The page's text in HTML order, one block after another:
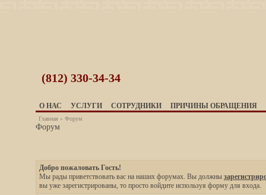
(812) 330-34-34
О НАС УСЛУГИ СОТРУДНИКИ ПРИЧИНЫ ОБРАЩЕНИЯ
Главная » Форум
Форум
Добро пожаловать Гость!
Мы рады приветствовать вас на наших форумах. Вы должны
вы уже зарегистрированы, то просто войдите используя форму для входа.